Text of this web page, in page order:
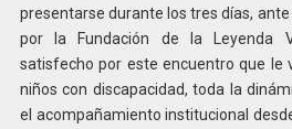
presentarse durante los tres días,
por la Fundación de la Leyenda
satisfecho por este encuentro que le
niños con discapacidad, toda la
el acompañamiento institucional